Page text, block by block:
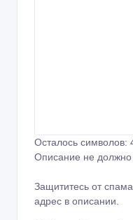
Осталось символов:
Описание не должно
Защититесь от
адрес в описании.